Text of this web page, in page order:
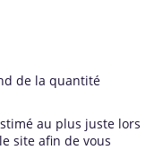
de la quantité
au plus juste lors
site afin de vous